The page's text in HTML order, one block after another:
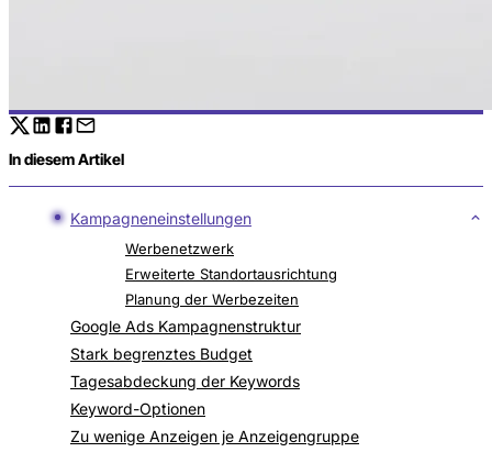
In diesem Artikel
Kampagneneinstellungen
Werbenetzwerk
Erweiterte Standortausrichtung
Planung der Werbezeiten
Google Ads Kampagnenstruktur
Stark begrenztes Budget
Tagesabdeckung der Keywords
Keyword-Optionen
Zu wenige Anzeigen je Anzeigengruppe